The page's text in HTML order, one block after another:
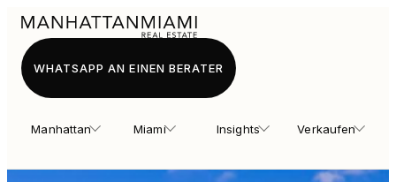
Manhattan Miami Insights Verkaufen
WHATSAPP AN EINEN BERATER